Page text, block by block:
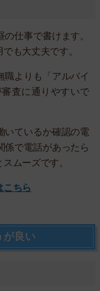
仕事で書けます。
も大丈夫です。
職よりも「アルバイ
査に通りやすいで
いているか確認の電
係で電話があったら
ムーズです。
こちら
が良い